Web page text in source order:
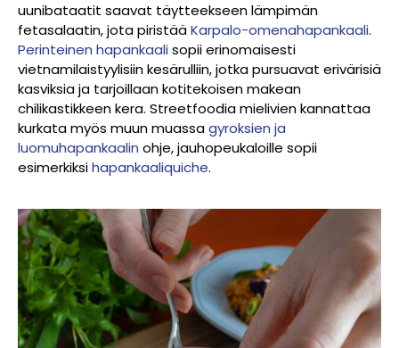
uunibataatit saavat täytteekseen lämpimän
fetasalaatin, jota piristääKarpalo-omenahapankaali.
Perinteinen hapankaalisopii erinomaisesti
vietnamilaistyylisiin kesärulliin, jotka pursuavat erivärisiä
kasviksia ja tarjoillaan kotitekoisen makean
chilikastikkeen kera. Streetfoodia mielivien kannattaa
kurkata myös muun muassagyroksien ja
luomuhapankaalin ohje, jauhopeukaloille sopii
esimerkiksihapankaaliquiche.